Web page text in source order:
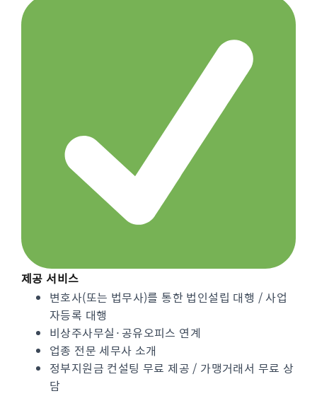
제공 서비스
변호사(또는 법무사)를 통한 법인설립 대행 / 사업
자등록 대행
비상주사무실·공유오피스 연계
업종 전문 세무사 소개
정부지원금 컨설팅 무료 제공 / 가맹거래서 무료 상
담